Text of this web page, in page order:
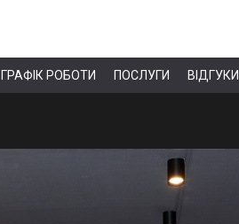
ГРАФІК РОБОТИ ПОСЛУГИ ВІДГУКИ